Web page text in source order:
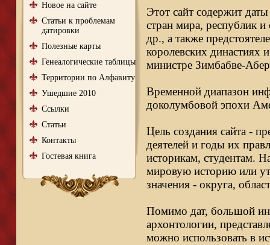
Новое на сайте
Статьи к проблемам
датировки
Полезные карты
Генеалогические таблицы
Территории по Алфавиту
Ушедшие 2010
Ссылки
Статьи
Контакты
Гостевая книга
Этот сайт содержит
стран мира, республик и
др., а также
королевских династиях
министре Зимбабве-
Временной диапазон
доколумбовой эпохи
Цель создания сайта -
деятелей и годы их
историкам, студентам.
мировую историю или
значения - округа,
Помимо дат, большой
архонтологии,
можно использовать в